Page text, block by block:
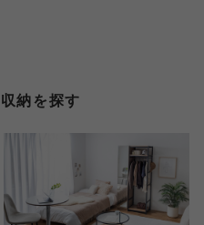
納を探す